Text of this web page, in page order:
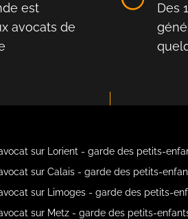
est
avocats de
Des
sur Lorient - garde des petits-
sur Calais - garde des petits-
sur Limoges - garde des petits-
sur Metz - garde des petits-